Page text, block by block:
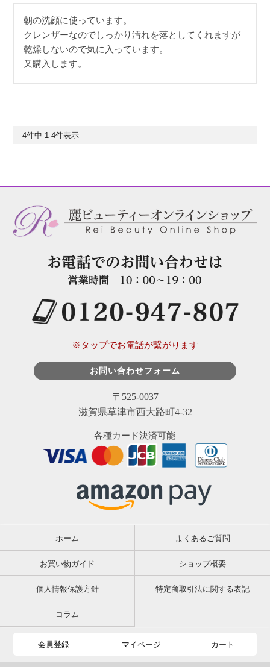
朝の洗顔に使っています。
クレンザーなのでしっかり汚れを落としてくれますが
乾燥しないので気に入っています。
又購入します。
4件中 1-4件表示
※タップでお電話が繋がります
お問い合わせフォーム
〒525-0037
滋賀県草津市西大路町4-32
各種カード決済可能
ホーム よくあるご質問
お買い物ガイド ショップ概要
個人情報保護方針 特定商取引法に関する表記
コラム
会員登録 マイページ カート